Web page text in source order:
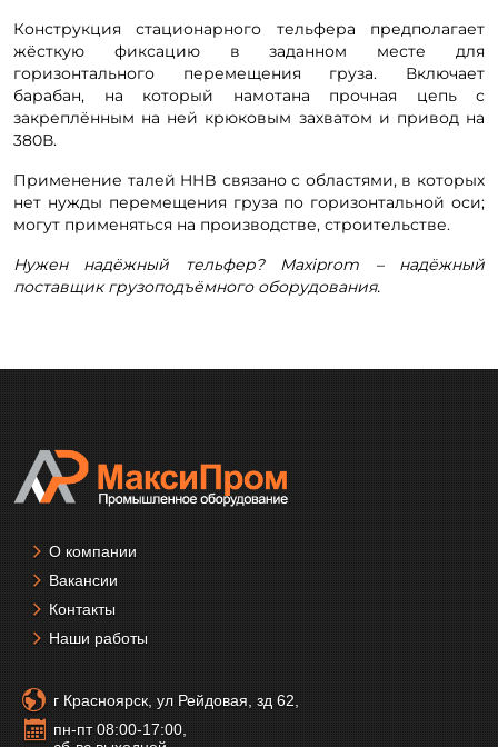
Конструкция стационарного тельфера предполагает
жёсткую фиксацию в заданном месте для
горизонтального перемещения груза. Включает
барабан, на который намотана прочная цепь с
закреплённым на ней крюковым захватом и привод на
380В.
Применение талей HHB связано с областями, в которых
нет нужды перемещения груза по горизонтальной оси;
могут применяться на производстве, строительстве.
Нужен надёжный тельфер? Maxiprom – надёжный
поставщик грузоподъёмного оборудования.
О компании
Вакансии
Контакты
Наши работы
г Красноярск, ул Рейдовая, зд 62,
пн-пт 08:00-17:00,